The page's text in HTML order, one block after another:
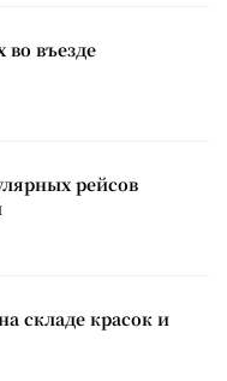
во въезде
рейсов
складе красок и